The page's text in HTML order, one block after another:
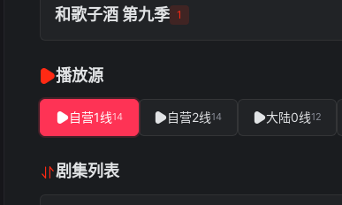
和歌子酒 第九季 1
播放源
自营1线14 自营2线14 大陆0线12
剧集列表